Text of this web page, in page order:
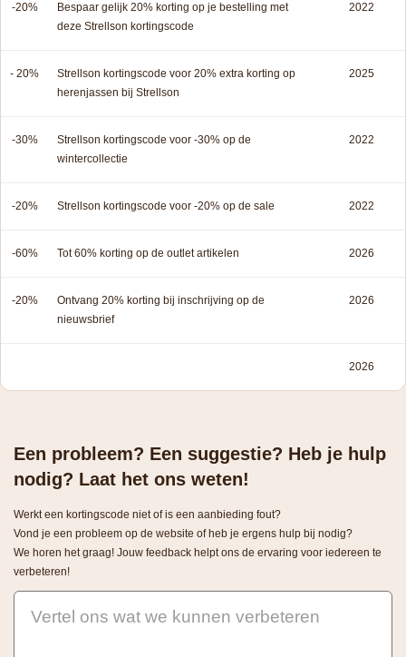
-20%
Bespaar gelijk 20% korting op je bestelling met
deze Strellson kortingscode
2022
- 20%
Strellson kortingscode voor 20% extra korting op
herenjassen bij Strellson
2025
-30%
Strellson kortingscode voor -30% op de
wintercollectie
2022
-20% Strellson kortingscode voor -20% op de sale 2022
-60% Tot 60% korting op de outlet artikelen 2026
-20%
Ontvang 20% korting bij inschrijving op de
nieuwsbrief
2026
2026
Een probleem? Een suggestie? Heb je hulp
nodig? Laat het ons weten!
Werkt een kortingscode niet of is een aanbieding fout?
Vond je een probleem op de website of heb je ergens hulp bij nodig?
We horen het graag! Jouw feedback helpt ons de ervaring voor iedereen te
verbeteren!
Vertel ons wat we kunnen verbeteren